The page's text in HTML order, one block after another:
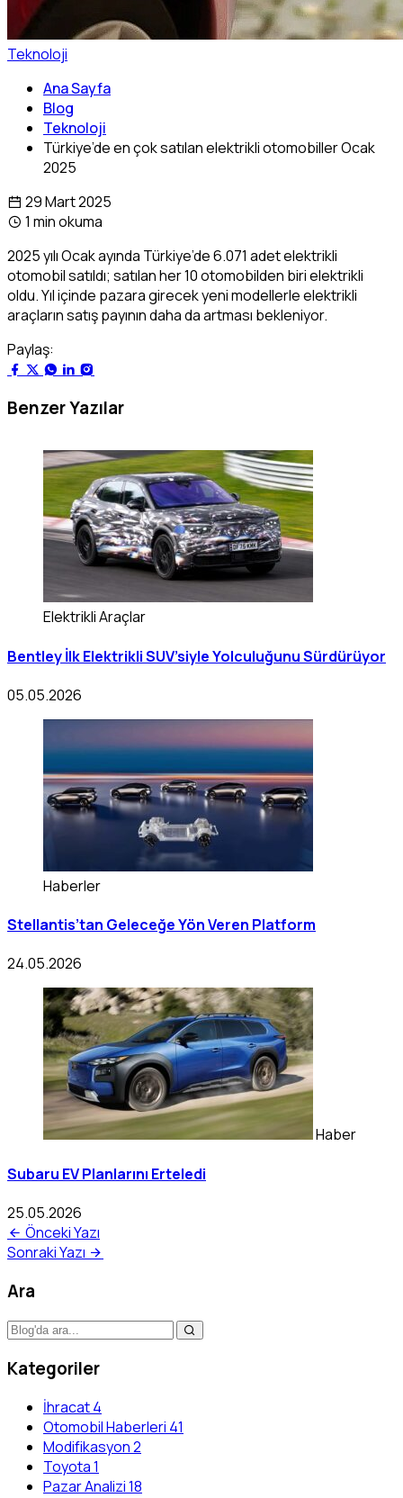
Teknoloji
Ana Sayfa
Blog
Teknoloji
Türkiye’de en çok satılan elektrikli otomobiller Ocak
2025
29 Mart 2025
1 min okuma
2025 yılı Ocak ayında Türkiye’de 6.071 adet elektrikli
otomobil satıldı; satılan her 10 otomobilden biri elektrikli
oldu. Yıl içinde pazara girecek yeni modellerle elektrikli
araçların satış payının daha da artması bekleniyor.
Paylaş:
Benzer Yazılar
Elektrikli Araçlar
Bentley İlk Elektrikli SUV’siyle Yolculuğunu Sürdürüyor
05.05.2026
Haberler
Stellantis’tan Geleceğe Yön Veren Platform
24.05.2026
Haber
Subaru EV Planlarını Erteledi
25.05.2026
Önceki Yazı
Sonraki Yazı
Ara
Kategoriler
İhracat4
Otomobil Haberleri 41
Modifikasyon2
Toyota1
Pazar Analizi18